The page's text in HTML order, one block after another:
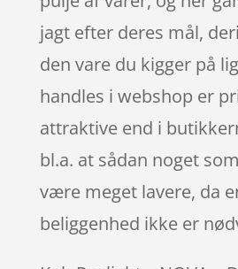
jagt efter deres mål,
den vare du kigger på
handles i webshop er
attraktive end i
bl.a. at sådan noget
være meget lavere, da
beliggenhed ikke er